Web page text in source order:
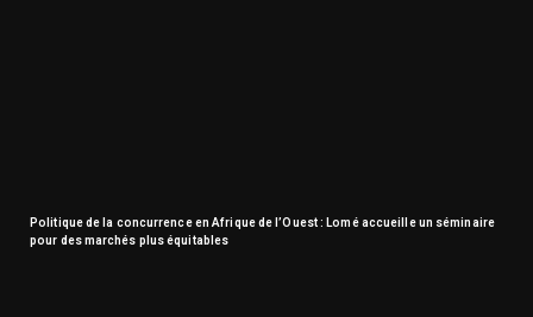
Politique de la concurrence en Afrique de l’Ouest : Lomé accueille un séminaire
pour des marchés plus équitables